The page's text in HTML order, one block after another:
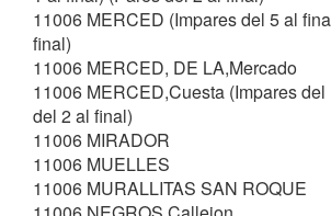
11006 MERCED (Impares del 5 al
final)
11006 MERCED, DE LA,Mercado
11006 MERCED,Cuesta (Impares
del 2 al final)
11006 MIRADOR
11006 MUELLES
11006 MURALLITAS SAN ROQUE